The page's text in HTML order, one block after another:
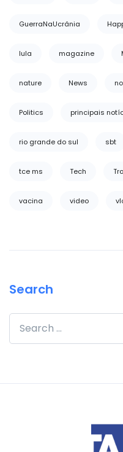
GuerraNaUcrânia
lula magazine
nature News
Politics principais
rio grande do sul sbt
tce ms Tech
vacina video
Search
Search for: